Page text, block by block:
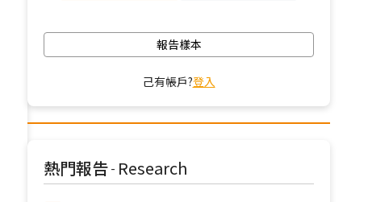
報告樣本
己有帳戶?登入
熱門報告 - Research